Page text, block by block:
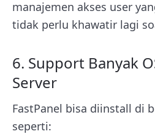
manajemen akses user
tidak perlu khawatir lagi
6. Support Banyak
Server
FastPanel bisa diinstall di
seperti: